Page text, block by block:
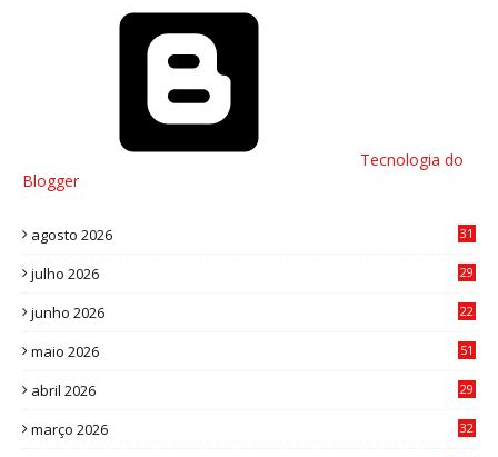
Tecnologia do
Blogger
agosto 2026 31
julho 2026
29
junho 2026
22
maio 2026
51
abril 2026
29
março 2026
32